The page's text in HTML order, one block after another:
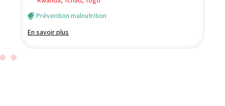
Prévention malnutrition
En savoir plus